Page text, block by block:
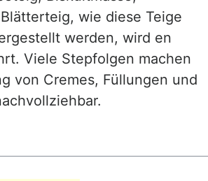
wie diese Teige
werden, wird en
Viele Stepfolgen machen
von Cremes, Füllungen und